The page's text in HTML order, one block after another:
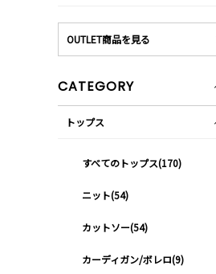
OUTLET商品を見る
CATEGORY
トップス
すべてのトップス(170)
ニット(54)
カットソー(54)
カーディガン/ボレロ(9)